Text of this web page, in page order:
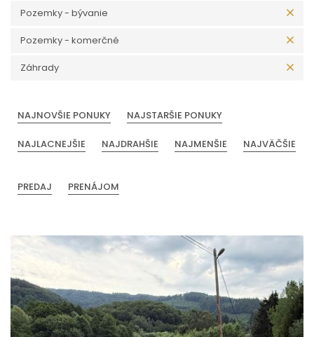
Pozemky - bývanie
Pozemky - komerčné
Záhrady
NAJNOVŠIE PONUKY NAJSTARŠIE PONUKY
NAJLACNEJŠIE NAJDRAHŠIE NAJMENŠIE NAJVÄČŠIE
PREDAJ PRENÁJOM